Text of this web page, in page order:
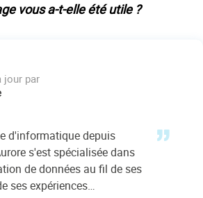
vous a-t-elle été utile ?
jour par
d'informatique depuis
s'est spécialisée dans
de données au fil de ses
ses expériences